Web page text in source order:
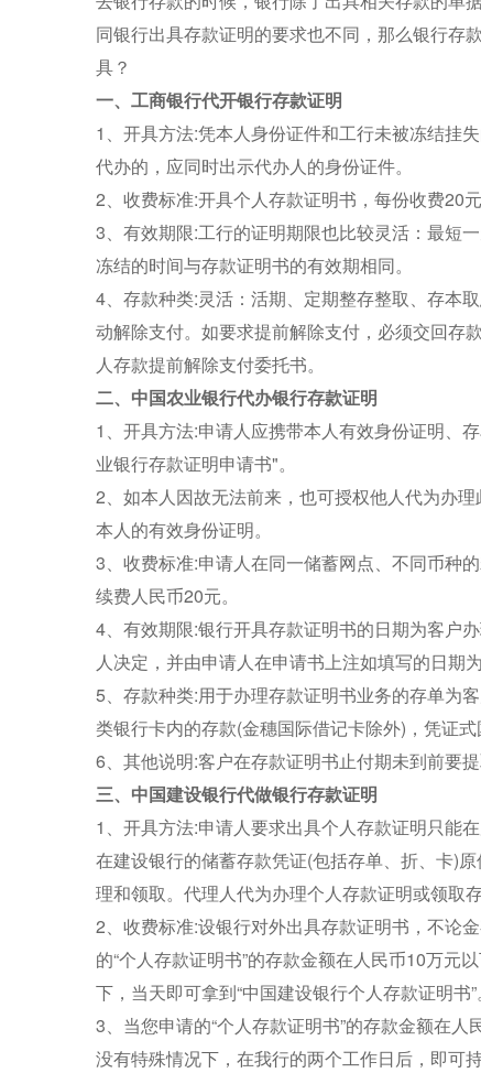
同银行出具存款证明的要求也不同，那么银行存
具？
一、工商银行代开银行存款证明
1、开具方法:凭本人身份证件和工行未被冻结挂
代办的，应同时出示代办人的身份证件。
2、收费标准:开具个人存款证明书，每份收费20
3、有效期限:工行的证明期限也比较灵活：最短
冻结的时间与存款证明书的有效期相同。
4、存款种类:灵活：活期、定期整存整取、存本
动解除支付。如要求提前解除支付，必须交回存
人存款提前解除支付委托书。
二、中国农业银行代办银行存款证明
1、开具方法:申请人应携带本人有效身份证明、
业银行存款证明申请书"。
2、如本人因故无法前来，也可授权他人代为办
本人的有效身份证明。
3、收费标准:申请人在同一储蓄网点、不同币种
续费人民币20元。
4、有效期限:银行开具存款证明书的日期为客户
人决定，并由申请人在申请书上注如填写的日期
5、存款种类:用于办理存款证明书业务的存单为
类银行卡内的存款(金穗国际借记卡除外)，凭证式
6、其他说明:客户在存款证明书止付期未到前要
三、中国建设银行代做银行存款证明
1、开具方法:申请人要求出具个人存款证明只能
在建设银行的储蓄存款凭证(包括存单、折、卡)
理和领取。代理人代为办理个人存款证明或领取
2、收费标准:设银行对外出具存款证明书，不论
的“个人存款证明书”的存款金额在人民币10万元
下，当天即可拿到“中国建设银行个人存款证明书”。
3、当您申请的“个人存款证明书”的存款金额在
没有特殊情况下，在我行的两个工作日后，即可